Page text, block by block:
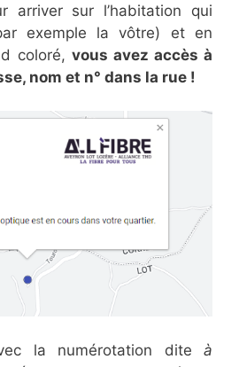
arriver sur l’habitation qui
exemple la vôtre) et en
coloré, vous avez accès à
nom et n° dans la rue !
la numérotation dite à